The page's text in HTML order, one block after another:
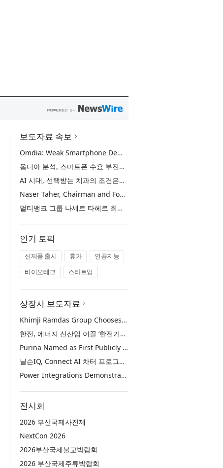
보도자료 속보
Omdia: Weak Smartphone Demand Drives Record Growth in Display Shipments to Refurbished Phone Market
옴디아 분석, 스마트폰 수요 부진에 리퍼비시 폰 디스플레이 출하량 사상 최대 기록
AI 시대, 선택받는 치과의 조건은… 정유미 원장 ‘Mini MBA for Dentists’ 단독 특강 개최
Naser Taher, Chairman and Founder of MultiBank Group, Honored by H.H. Sheikh Nahyan bin Mubarak Al Nahyan with the Golden Excellence Award for FinTech, Digital Asset and Blockchain Excellence
멀티뱅크 그룹 나세르 타헤르 회장, 핀테크·디지털 자산·블록체인 부문 ‘골든 엑설런스상’ 수상
인기 토픽
신제품 출시 휴가
인공지능
바이오테크
스타트업
상장사 보도자료
Khimji Ramdas Group Chooses Rimini Street to Reduce SAP Support Costs, Protect 700+ Customizations and Reinvest Savings in Innovation
한전, 에너지 신산업 이끌 ‘한전기술지주’ 공식 출범
Purina Named as First Publicly Announced NIQ ConnectAI Charter Client
닐슨IQ, Connect AI 차터 프로그램 최초 고객사 ‘퓨리나’ 선정
Power Integrations Demonstrates World’s First 2200 V GaN Technology for Next-Era High-Voltage Power Systems
전시회
2026 부산국제사진제
NextCon 2026
2026부산국제불교박람회
2026 부산국제주류박람회